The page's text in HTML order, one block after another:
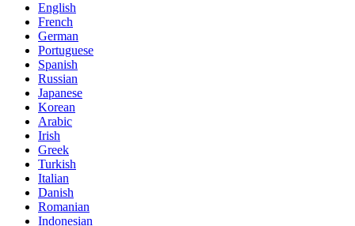
English
French
German
Portuguese
Spanish
Russian
Japanese
Korean
Arabic
Irish
Greek
Turkish
Italian
Danish
Romanian
Indonesian